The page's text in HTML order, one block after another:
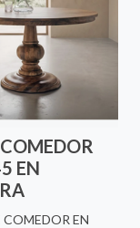
EN
COMEDOR EN